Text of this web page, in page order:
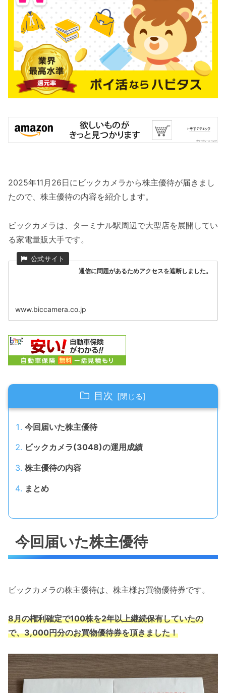
2025年11月26日にビックカメラから株主優待が届きまし
たので、株主優待の内容を紹介します。
ビックカメラは、ターミナル駅周辺で大型店を展開してい
る家電量販大手です。
通信に問題があるためアクセスを遮断しました。
www.biccamera.co.jp
目次
今回届いた株主優待
ビックカメラ(3048)の運用成績
株主優待の内容
まとめ
今回届いた株主優待
ビックカメラの株主優待は、株主様お買物優待券です。
8月の権利確定で100株を2年以上継続保有していたの
で、3,000円分のお買物優待券を頂きました！